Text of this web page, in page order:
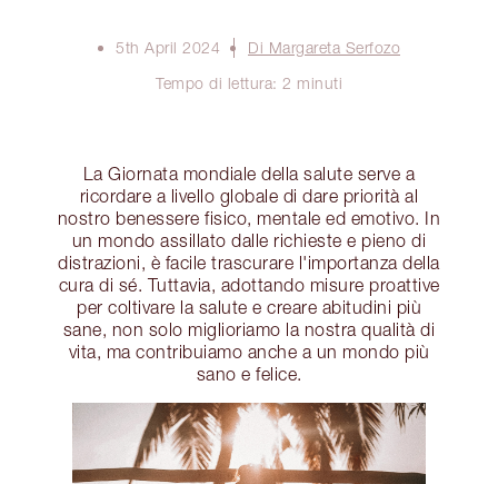
5th April 2024
Di Margareta Serfozo
Tempo di lettura: 2 minuti
La Giornata mondiale della salute serve a
ricordare a livello globale di dare priorità al
nostro benessere fisico, mentale ed emotivo. In
un mondo assillato dalle richieste e pieno di
distrazioni, è facile trascurare l'importanza della
cura di sé. Tuttavia, adottando misure proattive
per coltivare la salute e creare abitudini più
sane, non solo miglioriamo la nostra qualità di
vita, ma contribuiamo anche a un mondo più
sano e felice.